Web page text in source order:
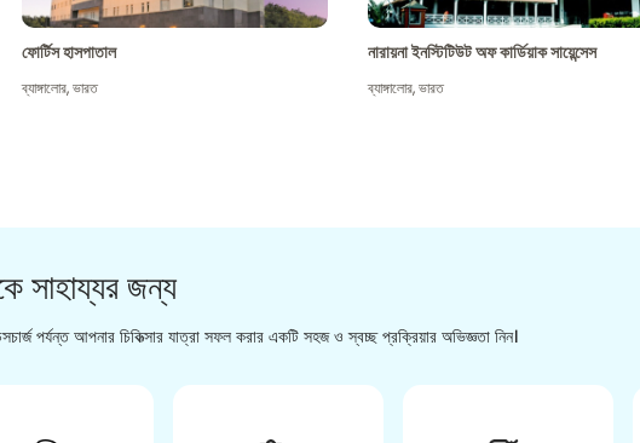
ফোর্টিস হাসপাতাল
ব্যাঙ্গালোর,ভারত
নারায়না ইনস্টিটিউট অফ কার্ডিয়াক সায়েন্সেস
ব্যাঙ্গালোর,ভারত
সাহায্যর জন্য
পর্যন্ত আপনার চিকিত্সার যাত্রা সফল করার একটি সহজ ও স্বচ্ছ প্রক্রিয়ার অভিজ্ঞতা নিন।